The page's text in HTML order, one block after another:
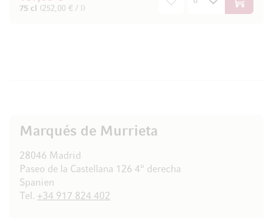
75 cl (252,00 € / l) In den
Marqués de Murrieta
28046 Madrid
Paseo de la Castellana 126 4° derecha
Spanien
Tel. +34 917 824 402